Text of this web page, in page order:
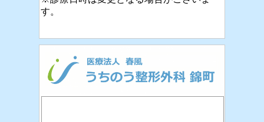
す。